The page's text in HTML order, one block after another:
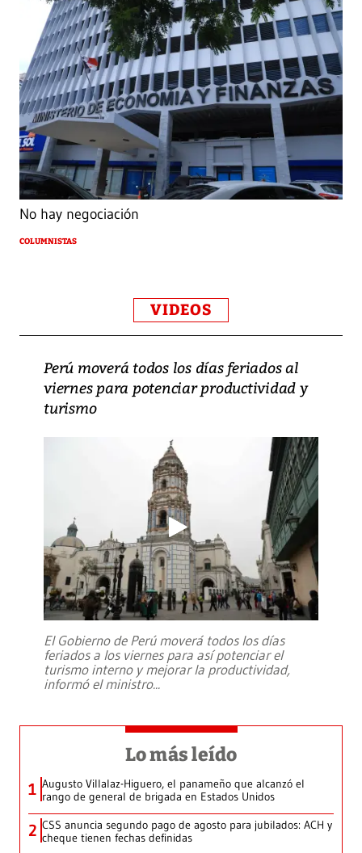
No hay negociación
COLUMNISTAS
VIDEOS
Perú moverá todos los días feriados al
viernes para potenciar productividad y
turismo
El Gobierno de Perú moverá todos los días
feriados a los viernes para así potenciar el
turismo interno y mejorar la productividad,
informó el ministro...
Lo más leído
1 Augusto Villalaz-Higuero, el panameño que alcanzó el
rango de general de brigada en Estados Unidos
2 CSS anuncia segundo pago de agosto para jubilados: ACH y
cheque tienen fechas definidas